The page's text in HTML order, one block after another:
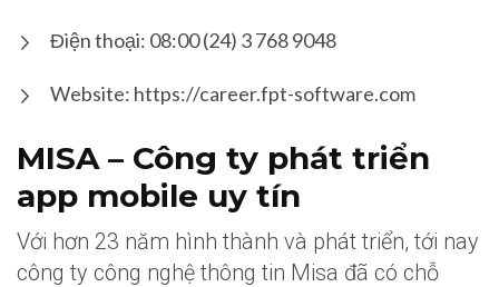
Điện thoại: 08:00 (24) 3 768 9048
Website: https://career.fpt-software.com
MISA – Công ty phát triển
app mobile uy tín
Với hơn 23 năm hình thành và phát triển, tới nay
công ty công nghệ thông tin Misa đã có chỗ